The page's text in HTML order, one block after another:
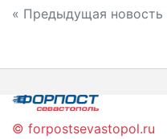
Навигация
записям
« Предыдущая новость
© forpostsevastopol.ru